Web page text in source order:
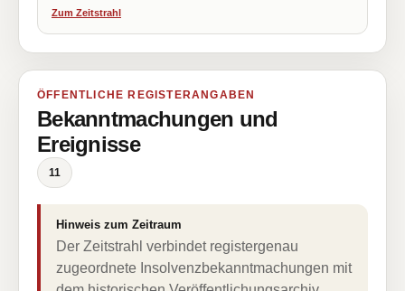
Zum Zeitstrahl
ÖFFENTLICHE REGISTERANGABEN
Bekanntmachungen und
Ereignisse
11
Hinweis zum Zeitraum
Der Zeitstrahl verbindet registergenau
zugeordnete Insolvenzbekanntmachungen mit